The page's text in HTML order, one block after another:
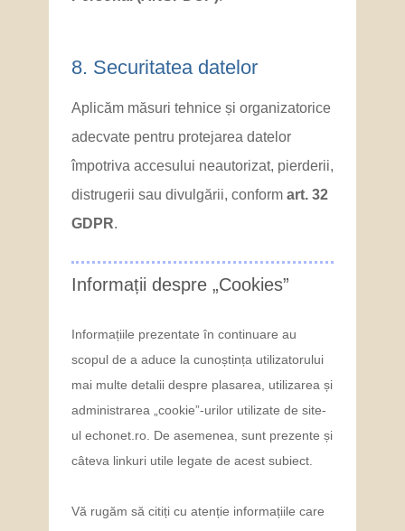
8. Securitatea datelor
Aplicăm măsuri tehnice și organizatorice
adecvate pentru protejarea datelor
împotriva accesului neautorizat, pierderii,
distrugerii sau divulgării, conform art. 32
GDPR.
Informații despre „Cookies”
Informațiile prezentate în continuare au
scopul de a aduce la cunoștința utilizatorului
mai multe detalii despre plasarea, utilizarea și
administrarea „cookie”-urilor utilizate de site-
ul echonet.ro. De asemenea, sunt prezente și
câteva linkuri utile legate de acest subiect.
Vă rugăm să citiți cu atenție informațiile care